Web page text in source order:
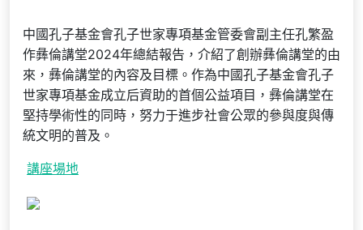
中國孔子基金會孔子世家專項基金管委會副主任孔繁盈
作彝倫講堂2024年總結報告，介紹了創辦彝倫講堂的由
來，彝倫講堂的內容及目標。作為中國孔子基金會孔子
世家專項基金成立后資助的首個公益項目，彝倫講堂在
堅持學術性的同時，努力于進步社會公眾的參與度與傳
統文明的普及。
講座場地